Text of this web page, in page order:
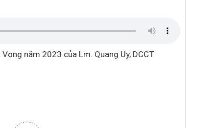
năm 2023 của Lm. Quang Uy, DCCT